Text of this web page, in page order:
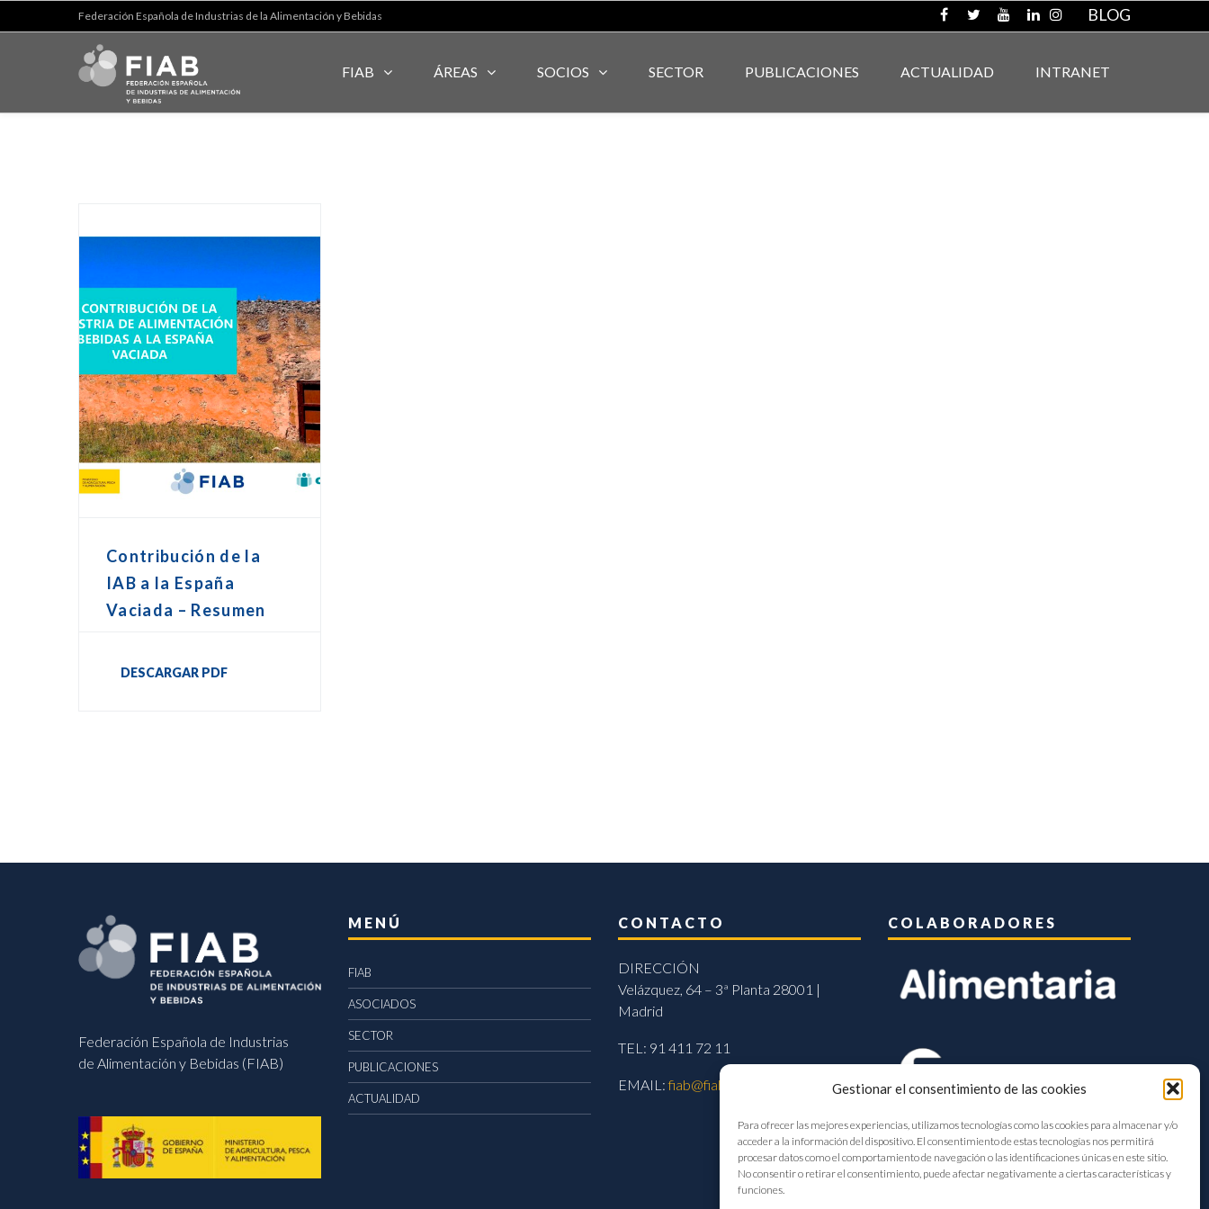
Gestionar el consentimiento de las cookies
Para ofrecer las mejores experiencias, utilizamos tecnologías como las cookies para almacenar y/o
acceder a la información del dispositivo. El consentimiento de estas tecnologías nos permitirá
procesar datos como el comportamiento de navegación o las identificaciones únicas en este sitio.
No consentir o retirar el consentimiento, puede afectar negativamente a ciertas características y
funciones.
Federación Española de Industrias de la Alimentación y Bebidas BLOG
FIAB ÁREAS SOCIOS SECTOR PUBLICACIONES ACTUALIDAD INTRANET
Contribución de la
IAB a la España
Vaciada – Resumen
DESCARGAR PDF
Federación Española de Industrias
de Alimentación y Bebidas (FIAB)
MENÚ
FIAB
ASOCIADOS
SECTOR
PUBLICACIONES
ACTUALIDAD
CONTACTO
DIRECCIÓN
Velázquez, 64 – 3ª Planta 28001 |
Madrid
TEL: 91 411 72 11
EMAIL:fiab@fiab.es
COLABORADORES